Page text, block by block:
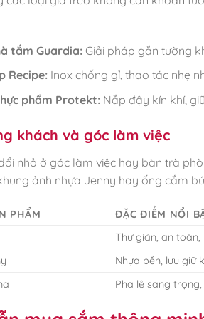
tắm Guardia:Giải pháp gắn tường
Recipe:Inox chống gỉ, thao tác nhẹ
phẩm Protekt:Nắp đậy kín khí,
khách và góc làm việc
nhỏ ở góc làm việc hay bàn trà
ảnh nhựa Jenny hay ống cắm
PHẨM
ĐẶC ĐIỂM NỔI
Thư giãn, an
Nhựa bền, lưu giữ
Pha lê sang